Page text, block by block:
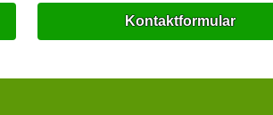
Kontaktformular